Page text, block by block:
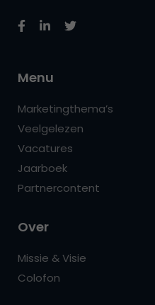
Menu
Marketingthema’s
Veelgelezen
Vacatures
Jaarboek
Partnercontent
Over
Missie & Visie
Colofon